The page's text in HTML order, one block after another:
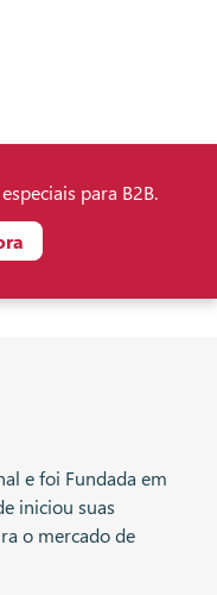
para B2B.
e foi Fundada em
iniciou suas
o mercado de